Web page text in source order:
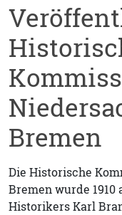
Bremen
Die Historische
Bremen wurde
Historikers Karl